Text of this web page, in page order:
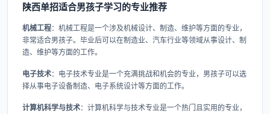
陕西单招适合男孩子学习的专业推荐
机械工程：机械工程是一个涉及机械设计、制造、维护等方面的专业，
非常适合男孩子。毕业后可以在制造业、汽车行业等领域从事设计、制
造、维护等方面的工作。
电子技术：电子技术专业是一个充满挑战和机会的专业，男孩子可以选
择从事电子设备制造、电子系统设计等方面的工作。
计算机科学与技术：计算机科学与技术专业是一个热门且实用的专业，